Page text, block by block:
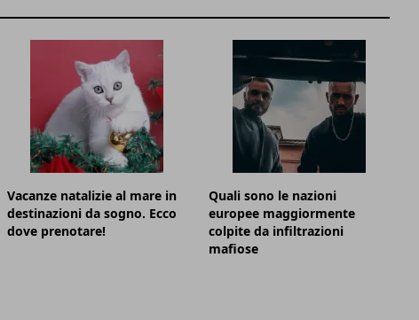
Vacanze natalizie al mare in
destinazioni da sogno. Ecco
dove prenotare!
Quali sono le nazioni
europee maggiormente
colpite da infiltrazioni
mafiose